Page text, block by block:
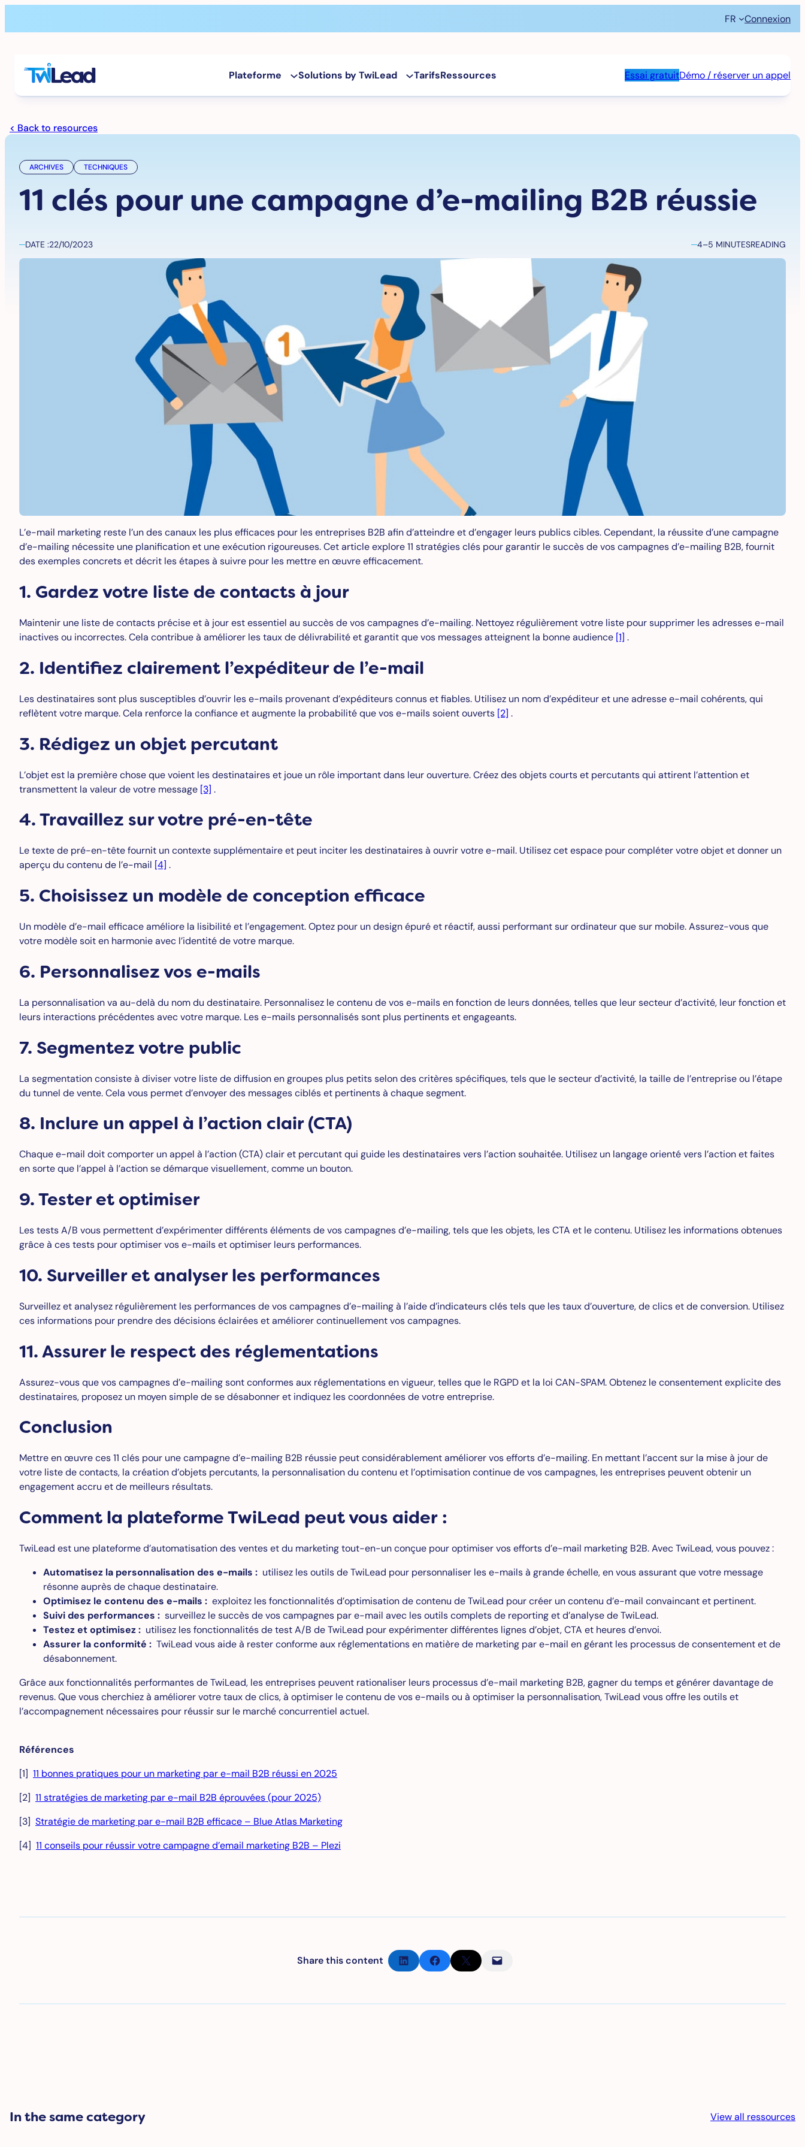
contenu
FR Connexion
Plateforme Solutions by TwiLead TarifsRessources Essai gratuitDémo / réserver un appel
< Back to resources
ARCHIVES TECHNIQUES
11 clés pour une campagne d’e-mailing B2B réussie
DATE :22/10/2023 4–5 MINUTESREADING
L’e-mail marketing reste l’un des canaux les plus efficaces pour les entreprises B2B afin d’atteindre et d’engager leurs publics cibles. Cependant, la réussite d’une campagne
d’e-mailing nécessite une planification et une exécution rigoureuses. Cet article explore 11 stratégies clés pour garantir le succès de vos campagnes d’e-mailing B2B, fournit
des exemples concrets et décrit les étapes à suivre pour les mettre en œuvre efficacement.
1. Gardez votre liste de contacts à jour
Maintenir une liste de contacts précise et à jour est essentiel au succès de vos campagnes d’e-mailing. Nettoyez régulièrement votre liste pour supprimer les adresses e-mail
inactives ou incorrectes. Cela contribue à améliorer les taux de délivrabilité et garantit que vos messages atteignent la bonne audience [1] .
2. Identifiez clairement l’expéditeur de l’e-mail
Les destinataires sont plus susceptibles d’ouvrir les e-mails provenant d’expéditeurs connus et fiables. Utilisez un nom d’expéditeur et une adresse e-mail cohérents, qui
reflètent votre marque. Cela renforce la confiance et augmente la probabilité que vos e-mails soient ouverts [2] .
3. Rédigez un objet percutant
L’objet est la première chose que voient les destinataires et joue un rôle important dans leur ouverture. Créez des objets courts et percutants qui attirent l’attention et
transmettent la valeur de votre message [3] .
4. Travaillez sur votre pré-en-tête
Le texte de pré-en-tête fournit un contexte supplémentaire et peut inciter les destinataires à ouvrir votre e-mail. Utilisez cet espace pour compléter votre objet et donner un
aperçu du contenu de l’e-mail [4] .
5. Choisissez un modèle de conception efficace
Un modèle d’e-mail efficace améliore la lisibilité et l’engagement. Optez pour un design épuré et réactif, aussi performant sur ordinateur que sur mobile. Assurez-vous que
votre modèle soit en harmonie avec l’identité de votre marque.
6. Personnalisez vos e-mails
La personnalisation va au-delà du nom du destinataire. Personnalisez le contenu de vos e-mails en fonction de leurs données, telles que leur secteur d’activité, leur fonction et
leurs interactions précédentes avec votre marque. Les e-mails personnalisés sont plus pertinents et engageants.
7. Segmentez votre public
La segmentation consiste à diviser votre liste de diffusion en groupes plus petits selon des critères spécifiques, tels que le secteur d’activité, la taille de l’entreprise ou l’étape
du tunnel de vente. Cela vous permet d’envoyer des messages ciblés et pertinents à chaque segment.
8. Inclure un appel à l’action clair (CTA)
Chaque e-mail doit comporter un appel à l’action (CTA) clair et percutant qui guide les destinataires vers l’action souhaitée. Utilisez un langage orienté vers l’action et faites
en sorte que l’appel à l’action se démarque visuellement, comme un bouton.
9. Tester et optimiser
Les tests A/B vous permettent d’expérimenter différents éléments de vos campagnes d’e-mailing, tels que les objets, les CTA et le contenu. Utilisez les informations obtenues
grâce à ces tests pour optimiser vos e-mails et optimiser leurs performances.
10. Surveiller et analyser les performances
Surveillez et analysez régulièrement les performances de vos campagnes d’e-mailing à l’aide d’indicateurs clés tels que les taux d’ouverture, de clics et de conversion. Utilisez
ces informations pour prendre des décisions éclairées et améliorer continuellement vos campagnes.
11. Assurer le respect des réglementations
Assurez-vous que vos campagnes d’e-mailing sont conformes aux réglementations en vigueur, telles que le RGPD et la loi CAN-SPAM. Obtenez le consentement explicite des
destinataires, proposez un moyen simple de se désabonner et indiquez les coordonnées de votre entreprise.
Conclusion
Mettre en œuvre ces 11 clés pour une campagne d’e-mailing B2B réussie peut considérablement améliorer vos efforts d’e-mailing. En mettant l’accent sur la mise à jour de
votre liste de contacts, la création d’objets percutants, la personnalisation du contenu et l’optimisation continue de vos campagnes, les entreprises peuvent obtenir un
engagement accru et de meilleurs résultats.
Comment la plateforme TwiLead peut vous aider :
TwiLead est une plateforme d’automatisation des ventes et du marketing tout-en-un conçue pour optimiser vos efforts d’e-mail marketing B2B. Avec TwiLead, vous pouvez :
Automatisez la personnalisation des e-mails : utilisez les outils de TwiLead pour personnaliser les e-mails à grande échelle, en vous assurant que votre message
résonne auprès de chaque destinataire.
Optimisez le contenu des e-mails : exploitez les fonctionnalités d’optimisation de contenu de TwiLead pour créer un contenu d’e-mail convaincant et pertinent.
Suivi des performances : surveillez le succès de vos campagnes par e-mail avec les outils complets de reporting et d’analyse de TwiLead.
Testez et optimisez : utilisez les fonctionnalités de test A/B de TwiLead pour expérimenter différentes lignes d’objet, CTA et heures d’envoi.
Assurer la conformité : TwiLead vous aide à rester conforme aux réglementations en matière de marketing par e-mail en gérant les processus de consentement et de
désabonnement.
Grâce aux fonctionnalités performantes de TwiLead, les entreprises peuvent rationaliser leurs processus d’e-mail marketing B2B, gagner du temps et générer davantage de
revenus. Que vous cherchiez à améliorer votre taux de clics, à optimiser le contenu de vos e-mails ou à optimiser la personnalisation, TwiLead vous offre les outils et
l’accompagnement nécessaires pour réussir sur le marché concurrentiel actuel.
Références
[1] 11 bonnes pratiques pour un marketing par e-mail B2B réussi en 2025
[2] 11 stratégies de marketing par e-mail B2B éprouvées (pour 2025)
[3] Stratégie de marketing par e-mail B2B efficace – Blue Atlas Marketing
[4] 11 conseils pour réussir votre campagne d’email marketing B2B – Plezi
Share this content Partager sur LinkedInPartager sur Facebook
Partager sur X Envoyer cette page par e-mail
In the same category View all ressources